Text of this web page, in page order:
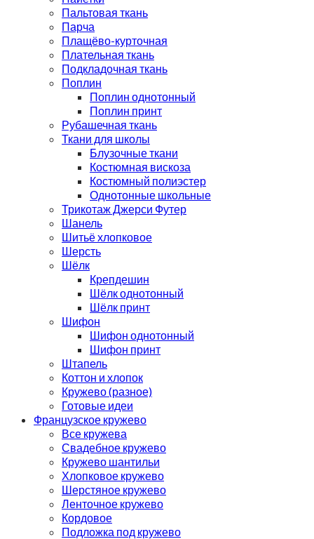
Пальтовая ткань
Парча
Плащёво-курточная
Плательная ткань
Подкладочная ткань
Поплин
Поплин однотонный
Поплин принт
Рубашечная ткань
Ткани для школы
Блузочные ткани
Костюмная вискоза
Костюмный полиэстер
Однотонные школьные
Трикотаж Джерси Футер
Шанель
Шитьё хлопковое
Шерсть
Шёлк
Крепдешин
Шёлк однотонный
Шёлк принт
Шифон
Шифон однотонный
Шифон принт
Штапель
Коттон и хлопок
Кружево (разное)
Готовые идеи
Французское кружево
Все кружева
Свадебное кружево
Кружево шантильи
Хлопковое кружево
Шерстяное кружево
Ленточное кружево
Кордовое
Подложка под кружево